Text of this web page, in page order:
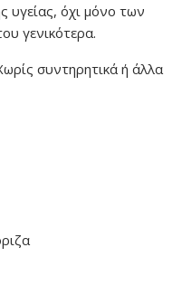
υγείας, όχι μόνο των
γενικότερα.
συντηρητικά ή άλλα